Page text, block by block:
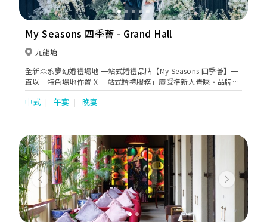
My Seasons 四季薈 - Grand Hall
九龍塘
全新森系夢幻婚禮場地 一站式婚禮品牌【My Seasons 四季薈】一
直以「特色場地佈置 X 一站式婚禮服務」廣受準新人青睞。品牌旗
下位於九龍塘的 Grand Hall 於 2026 年 5 月以全新面貌登場。
Grand Hall以綠植天幕、絲絨布幔及水晶吊燈構成高質感空間，將
用在頂層的SKY Hall，設有精美的花卉佈置和優雅的裝飾，配合迷
人的景色，營造出浪漫而夢幻的氛圍。 一站式婚禮服務 My
Seasons 四季薈更提供全方位一站式婚禮服務，從婚紗禮服、新娘
妝髮、婚攝錄影，到證婚律師、專業司儀及婚禮花車等細節，均由
資深團隊統籌及嚴格把關，輕鬆籌備夢幻婚禮。
中式 午宴 晚宴
Previous Next